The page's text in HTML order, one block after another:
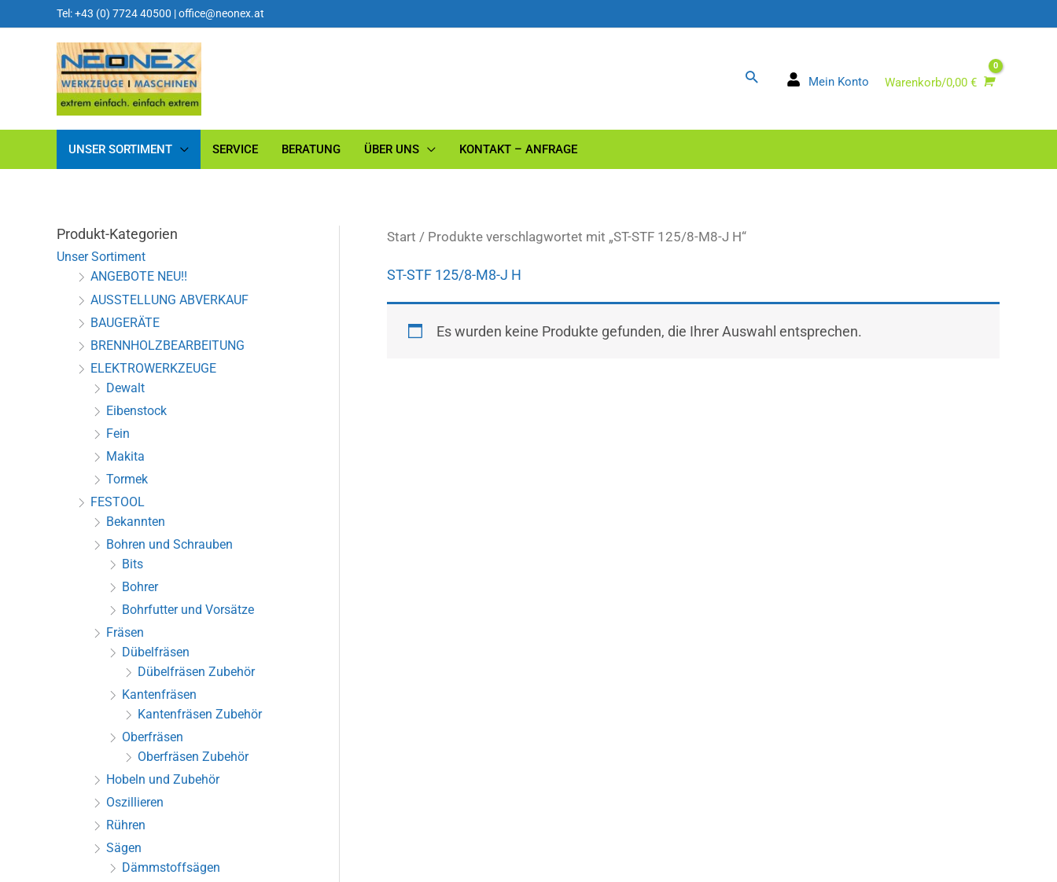
Tel: +43 (0) 7724 40500 |office@neonex.at
Suchen Mein Konto Warenkorb/0,00 €
UNSER SORTIMENT SERVICE BERATUNG ÜBER UNS KONTAKT – ANFRAGE
Produkt-Kategorien
Unser Sortiment
ANGEBOTE NEU!!
AUSSTELLUNG ABVERKAUF
BAUGERÄTE
BRENNHOLZBEARBEITUNG
ELEKTROWERKZEUGE
Dewalt
Eibenstock
Fein
Makita
Tormek
FESTOOL
Bekannten
Bohren und Schrauben
Bits
Bohrer
Bohrfutter und Vorsätze
Fräsen
Dübelfräsen
Dübelfräsen Zubehör
Kantenfräsen
Kantenfräsen Zubehör
Oberfräsen
Oberfräsen Zubehör
Hobeln und Zubehör
Oszillieren
Rühren
Sägen
Dämmstoffsägen
Start / Produkte verschlagwortet mit „ST-STF 125/8-M8-J H“
ST-STF 125/8-M8-J H
Es wurden keine Produkte gefunden, die Ihrer Auswahl entsprechen.